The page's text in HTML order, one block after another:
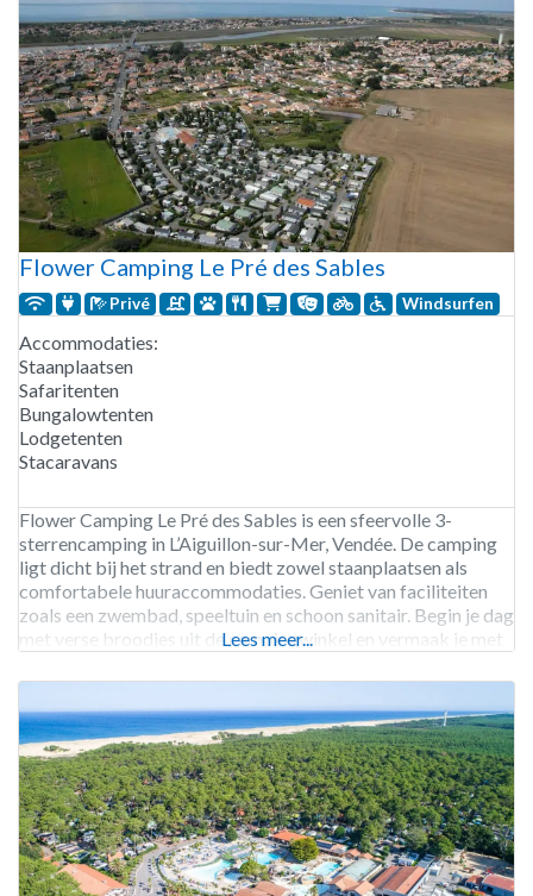
Flower Camping Le Pré des Sables
Privé Windsurfen
Accommodaties:
Staanplaatsen
Safaritenten
Bungalowtenten
Lodgetenten
Stacaravans
Flower Camping Le Pré des Sables is een sfeervolle 3-
sterrencamping in L’Aiguillon-sur-Mer, Vendée. De camping
ligt dicht bij het strand en biedt zowel staanplaatsen als
comfortabele huuraccommodaties. Geniet van faciliteiten
zoals een zwembad, speeltuin en schoon sanitair. Begin je dag
met verse broodjes uit de campingwinkel en vermaak je met
schoolvakanties zijn er
Lees meer...